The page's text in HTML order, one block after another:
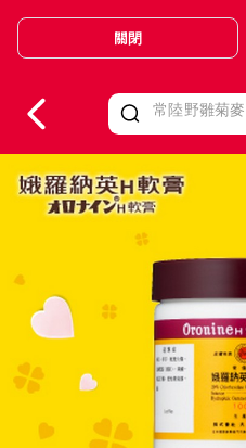
Valid Until 30 June 2026
關閉